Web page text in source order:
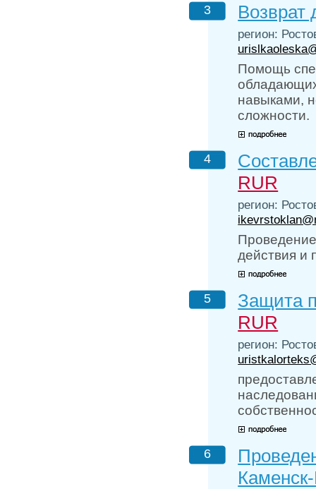
3 Возврат
регион:
Помощь
навыками,
сложности.
4
RUR
регион:
действия и
5
Защита
RUR
регион:
6